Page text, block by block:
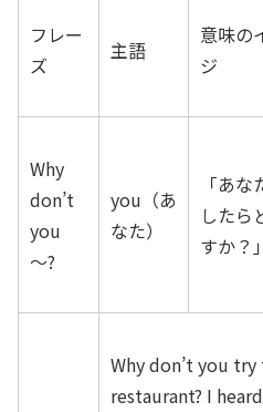
フレー
ズ
主語
意味の
ジ
Why
don’t
you
～?
you（あ
なた）
「あ
したら
すか？」
Why don’t you
restaurant? I